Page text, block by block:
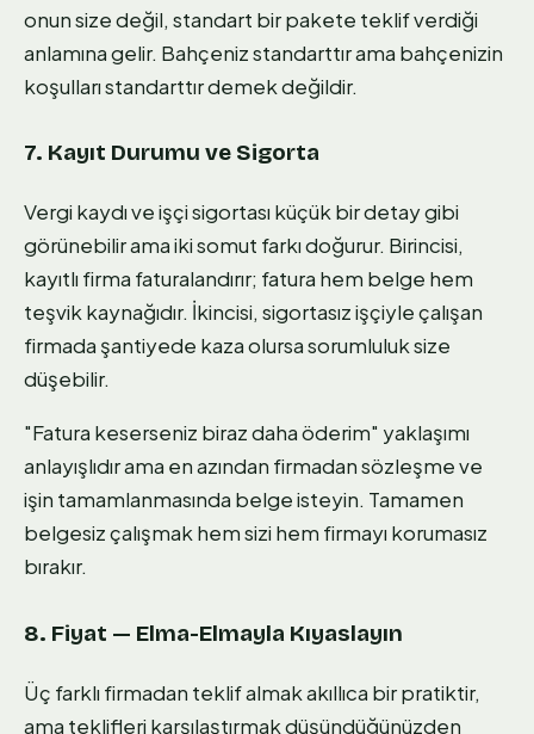
onun size değil, standart bir pakete teklif verdiği
anlamına gelir. Bahçeniz standarttır ama bahçenizin
koşulları standarttır demek değildir.
7. Kayıt Durumu ve Sigorta
Vergi kaydı ve işçi sigortası küçük bir detay gibi
görünebilir ama iki somut farkı doğurur. Birincisi,
kayıtlı firma faturalandırır; fatura hem belge hem
teşvik kaynağıdır. İkincisi, sigortasız işçiyle çalışan
firmada şantiyede kaza olursa sorumluluk size
düşebilir.
"Fatura keserseniz biraz daha öderim" yaklaşımı
anlayışlıdır ama en azından firmadan sözleşme ve
işin tamamlanmasında belge isteyin. Tamamen
belgesiz çalışmak hem sizi hem firmayı korumasız
bırakır.
8. Fiyat — Elma-Elmayla Kıyaslayın
Üç farklı firmadan teklif almak akıllıca bir pratiktir,
ama teklifleri karşılaştırmak düşündüğünüzden